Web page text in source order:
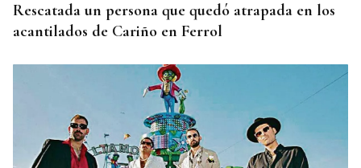
Rescatada un persona que quedó atrapada en los
acantilados de Cariño en Ferrol